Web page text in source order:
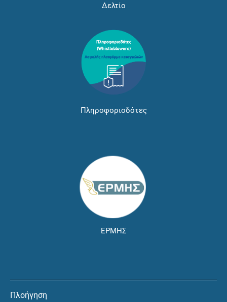
Δελτίο
Πληροφοριοδότες
ΕΡΜΗΣ
Πλοήγηση